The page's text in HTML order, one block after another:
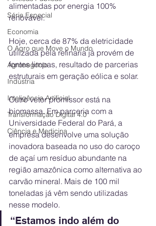
Série Especial
Economia
O Agro que Move o Mundo
Agronegócio
Indústria
Inteligência Artificial
Transformação Digital 4.0
Ciência e Medicina
alimentadas por energia 100%
renovável.
Hoje, cerca de 87% da eletricidade
utilizada pela refinaria já provém de
fontes limpas, resultado de parcerias
estruturais em geração eólica e solar.
Outro vetor promissor está na
biomassa. Em parceria com a
Universidade Federal do Pará, a
empresa desenvolve uma solução
inovadora baseada no uso do caroço
de açaí um resíduo abundante na
região amazônica como alternativa ao
carvão mineral. Mais de 100 mil
toneladas já vêm sendo utilizadas
nesse modelo.
“Estamos indo além do